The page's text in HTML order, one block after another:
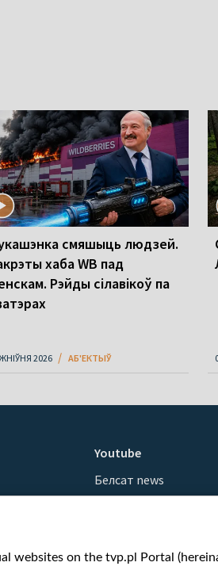
смяшыць людзей.
хаба WB пад
Рэйды сілавікоў па
2026 АБ'ЕКТЫЎ
Youtube
Белсат news
Белсат Shorts
Belsat English
websites on the tvp.pl Portal